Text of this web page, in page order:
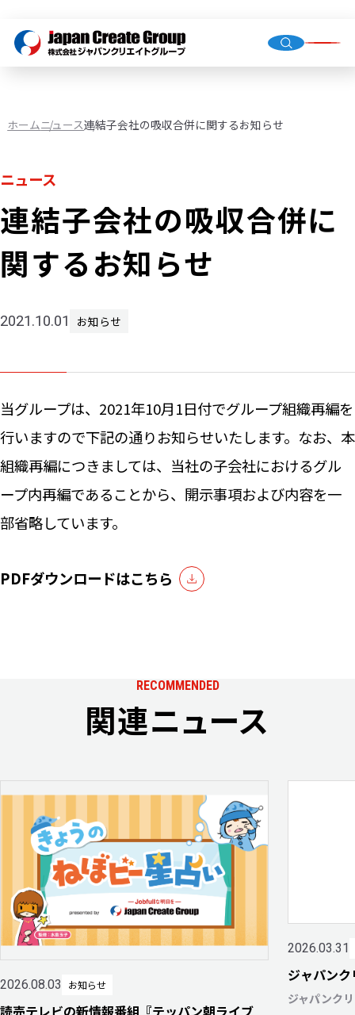
トップ
業務請
店舗運
ニュー
ホームニュース連結子会社の吸収合併に関するお知らせ
ニュース
連結子会社の吸収合併に
関するお知らせ
2021.10.01 お知らせ
当グループは、2021年10月1日付でグループ組織再編を
行いますので下記の通りお知らせいたします。なお、本
組織再編につきましては、当社の子会社におけるグル
ープ内再編であることから、開示事項および内容を一
部省略しています。
PDFダウンロードはこちら
RECOMMENDED
関連ニュース
2026.08.03 お知らせ
読売テレビの新情報番組『テッパン朝ライブ
2026.03.31
ジャパン
ジャパンク